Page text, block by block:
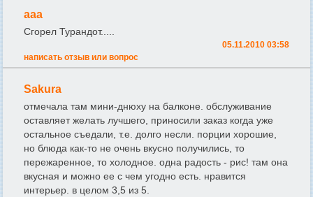
ааа
Сгорел Турандот.....
05.11.2010 03:58
написать отзыв или вопрос
Sakura
отмечала там мини-днюху на балконе. обслуживание
оставляет желать лучшего, приносили заказ когда уже
остальное съедали, т.е. долго несли. порции хорошие,
но блюда как-то не очень вкусно получились, то
пережаренное, то холодное. одна радость - рис! там она
вкусная и можно ее с чем угодно есть. нравится
интерьер. в целом 3,5 из 5.